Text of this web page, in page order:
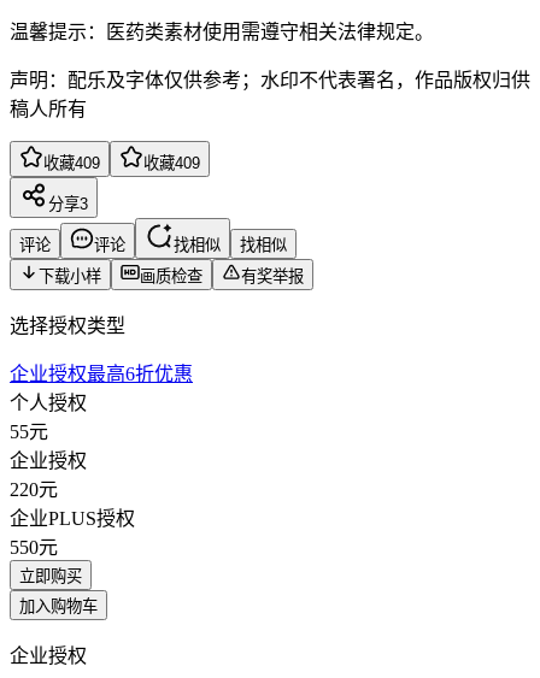
温馨提示：医药类素材使用需遵守相关法律规定。
声明：配乐及字体仅供参考；水印不代表署名，作品版权归供
稿人所有
收藏409 收藏409
分享3
评论 评论 找相似
找相似
下载小样
画质检查 有奖举报
选择授权类型
企业授权最高6折优惠
个人授权
55元
企业授权
220元
企业PLUS授权
550元
立即购买
加入购物车
企业授权